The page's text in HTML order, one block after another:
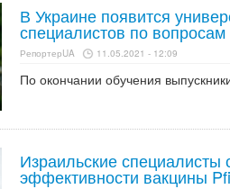
В Украине появится
специалистов по вопросам
РепортерUA 11.05.2021 - 12:09
По окончании обучения
Израильские
эффективности вакцины